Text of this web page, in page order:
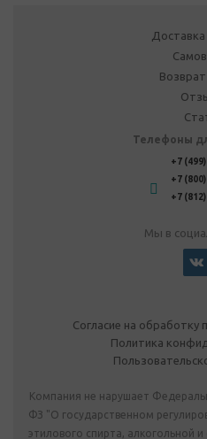
Доставка
Телефоны
+7
+7 (800)
+7
Мы в
Согласие на обработку
Политика
Компания не нарушает
ФЗ "О государственном
этилового спирта, алкогольной